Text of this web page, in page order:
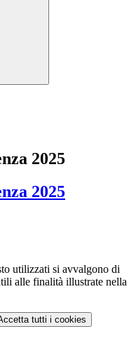
2025
2025
utilizzati si avvalgono di
alle finalità illustrate nella
tutti i cookies